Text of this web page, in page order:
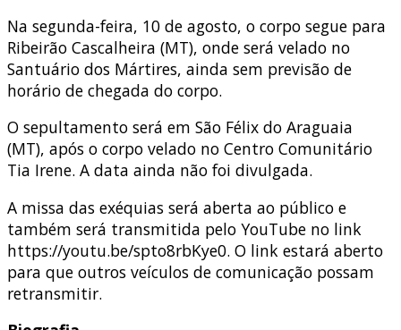
Na segunda-feira, 10 de agosto, o corpo segue para
Ribeirão Cascalheira (MT), onde será velado no
Santuário dos Mártires, ainda sem previsão de
horário de chegada do corpo.
O sepultamento será em São Félix do Araguaia
(MT), após o corpo velado no Centro Comunitário
Tia Irene. A data ainda não foi divulgada.
A missa das exéquias será aberta ao público e
também será transmitida pelo YouTube no link
https://youtu.be/spto8rbKye0. O link estará aberto
para que outros veículos de comunicação possam
retransmitir.